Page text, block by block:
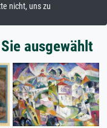
nicht, uns zu
ausgewählt